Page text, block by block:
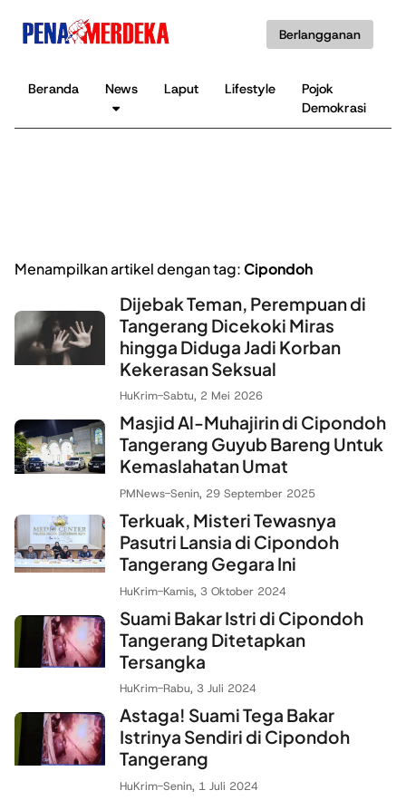
Berlangganan
Beranda News Laput Lifestyle
Pojok
Demokrasi
Menampilkan artikel dengan tag:Cipondoh
Dijebak Teman, Perempuan di
Tangerang Dicekoki Miras
hingga Diduga Jadi Korban
Kekerasan Seksual
HuKrim-Sabtu, 2 Mei 2026
Masjid Al-Muhajirin di Cipondoh
Tangerang Guyub Bareng Untuk
Kemaslahatan Umat
PMNews-Senin, 29 September 2025
Terkuak, Misteri Tewasnya
Pasutri Lansia di Cipondoh
Tangerang Gegara Ini
HuKrim-Kamis, 3 Oktober 2024
Suami Bakar Istri di Cipondoh
Tangerang Ditetapkan
Tersangka
HuKrim-Rabu, 3 Juli 2024
Astaga! Suami Tega Bakar
Istrinya Sendiri di Cipondoh
Tangerang
HuKrim-Senin, 1 Juli 2024